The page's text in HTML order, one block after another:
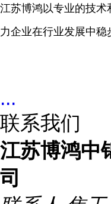
江苏博鸿以专业的技
力企业在行业发展中稳
...
联系我们
江苏博鸿中
司